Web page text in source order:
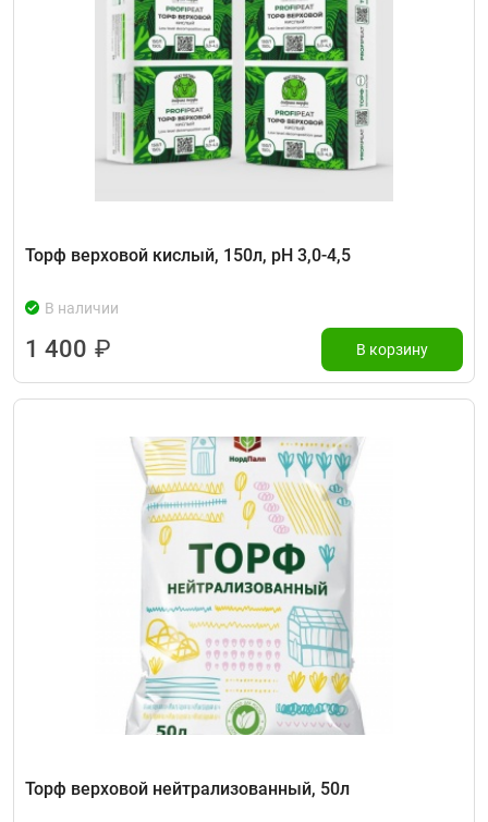
Торф верховой кислый, 150л, рН 3,0-4,5
В наличии
1 400 ₽ В корзину
Торф верховой нейтрализованный, 50л